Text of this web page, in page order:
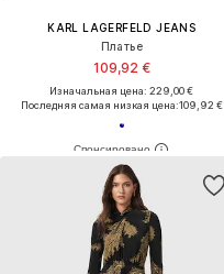
KARL LAGERFELD JEANS
Платье
109,92 €
Изначальная цена: 229,00 €
Последняя самая низкая цена:109,92 €